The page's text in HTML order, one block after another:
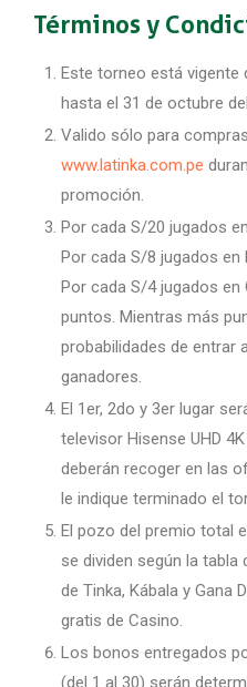
Términosy
Este torneo está vigente
hasta el 31 de octubre
Valido sólo para
www.latinka.com.pe
promoción.
Por cada S/20 jugados
Por cada S/8 jugados en
Por cada S/4 jugados en
puntos. Mientras más
probabilidades de entrar
ganadores.
El 1er, 2do y 3er lugar
televisor Hisense UHD
deberán recoger en las
le indique terminado el
El pozo del premio total
se dividen según la
de Tinka, Kábala y Gana
gratis de Casino.
Los bonos entregados
(del 1 al 30) serán